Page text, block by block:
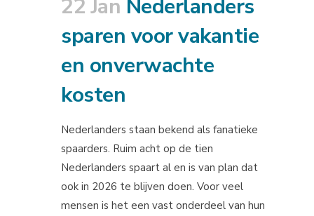
22 Jan Nederlanders
sparen voor vakantie
en onverwachte
kosten
Nederlanders staan bekend als fanatieke
spaarders. Ruim acht op de tien
Nederlanders spaart al en is van plan dat
ook in 2026 te blijven doen. Voor veel
mensen is het een vast onderdeel van hun